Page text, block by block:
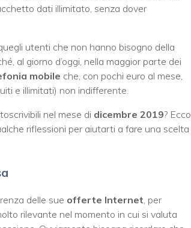
dati illimitato, senza dover
utenti che non hanno bisogno della
al giorno d’oggi, nella maggior parte dei
mobile che, con pochi euro al mese,
e illimitati) non indifferente.
nel mese di dicembre 2019? Ecco
riflessioni per aiutarti a fare una scelta
delle sue offerte Internet, per
rilevante nel momento in cui si valuta